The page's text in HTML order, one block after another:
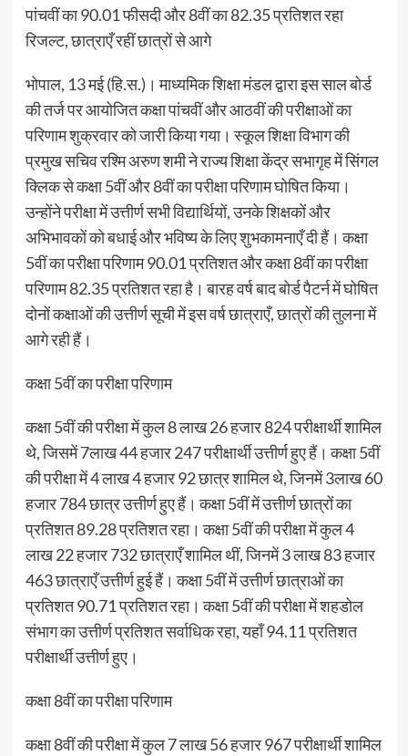
पांचवीं का 90.01 फीसदी और 8वीं का 82.35 प्रतिशत रहा
रिजल्ट, छात्राएँ रहीं छात्रों से आगे
भोपाल, 13 मई (हि.स.)। माध्यमिक शिक्षा मंडल द्वारा इस साल बोर्ड
की तर्ज पर आयोजित कक्षा पांचवीं और आठवीं की परीक्षाओं का
परिणाम शुक्रवार को जारी किया गया। स्कूल शिक्षा विभाग की
प्रमुख सचिव रश्मि अरुण शमी ने राज्य शिक्षा केंद्र सभागृह में सिंगल
क्लिक से कक्षा 5वीं और 8वीं का परीक्षा परिणाम घोषित किया।
उन्होंने परीक्षा में उत्तीर्ण सभी विद्यार्थियों, उनके शिक्षकों और
अभिभावकों को बधाई और भविष्य के लिए शुभकामनाएँ दी हैं। कक्षा
5वीं का परीक्षा परिणाम 90.01 प्रतिशत और कक्षा 8वीं का परीक्षा
परिणाम 82.35 प्रतिशत रहा है। बारह वर्ष बाद बोर्ड पैटर्न में घोषित
दोनों कक्षाओं की उत्तीर्ण सूची में इस वर्ष छात्राएँ, छात्रों की तुलना में
आगे रही हैं।
कक्षा 5वीं का परीक्षा परिणाम
कक्षा 5वीं की परीक्षा में कुल 8 लाख 26 हजार 824 परीक्षार्थी शामिल
थे, जिसमें 7लाख 44 हजार 247 परीक्षार्थी उत्तीर्ण हुए हैं। कक्षा 5वीं
की परीक्षा में 4 लाख 4 हजार 92 छात्र शामिल थे, जिनमें 3लाख 60
हजार 784 छात्र उत्तीर्ण हुए हैं। कक्षा 5वीं में उत्तीर्ण छात्रों का
प्रतिशत 89.28 प्रतिशत रहा। कक्षा 5वीं की परीक्षा में कुल 4
लाख 22 हजार 732 छात्राएँ शामिल थीं, जिनमें 3 लाख 83 हजार
463 छात्राएँ उत्तीर्ण हुई हैं। कक्षा 5वीं में उत्तीर्ण छात्राओं का
प्रतिशत 90.71 प्रतिशत रहा। कक्षा 5वीं की परीक्षा में शहडोल
संभाग का उत्तीर्ण प्रतिशत सर्वाधिक रहा, यहाँ 94.11 प्रतिशत
परीक्षार्थी उत्तीर्ण हुए।
कक्षा 8वीं का परीक्षा परिणाम
कक्षा 8वीं की परीक्षा में कुल 7 लाख 56 हजार 967 परीक्षार्थी शामिल